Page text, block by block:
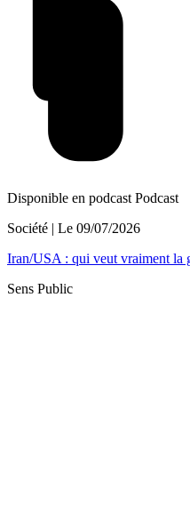
Disponible en podcast Podcast
Société | Le 09/07/2026
Iran/USA : qui veut vraiment la
Sens Public